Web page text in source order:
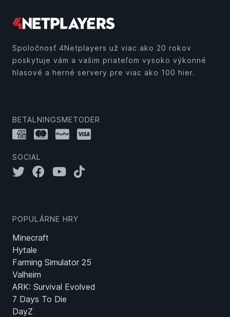
Spoločnosť 4Netplayers už viac ako 20 rokov
poskytuje vám a vašim priateľom vysoko výkonné
hlasové a herné servery pre viac ako 100 hier.
BETALNINGSMETODER
SOCIAL
POPULÁRNE HRY
Minecraft
Hytale
Farming Simulator 25
Valheim
ARK: Survival Evolved
7 Days To Die
DayZ